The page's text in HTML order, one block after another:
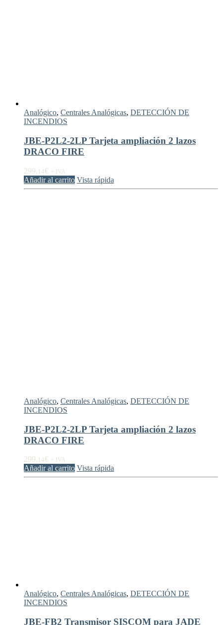
Analógico, Centrales Analógicas, DETECCIÓN DE
INCENDIOS
JBE-P2L2-2LP Tarjeta ampliación 2 lazos
DRACO FIRE
299, 14€ + IVA
Añadir al carrito Vista rápida
Analógico, Centrales Analógicas, DETECCIÓN DE
INCENDIOS
JBE-P2L2-2LP Tarjeta ampliación 2 lazos
DRACO FIRE
299, 14€ + IVA
Añadir al carrito Vista rápida
Analógico, Centrales Analógicas, DETECCIÓN DE
INCENDIOS
JBE-FB2 Transmisor SISCOM para JADE